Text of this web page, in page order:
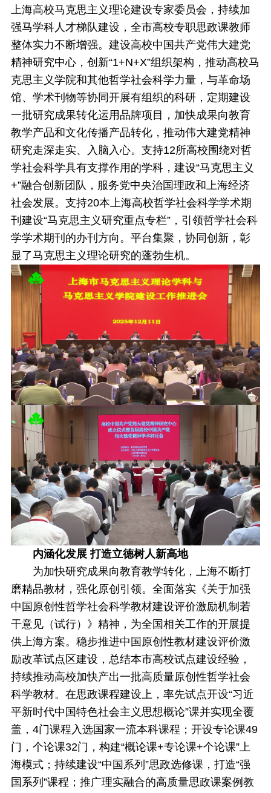
上海高校马克思主义理论建设专家委员会，持续加
强马学科人才梯队建设，全市高校专职思政课教师
整体实力不断增强。建设高校中国共产党伟大建党
精神研究中心，创新“1+N+X”组织架构，推动高校马
克思主义学院和其他哲学社会科学力量，与革命场
馆、学术刊物等协同开展有组织的科研，定期建设
一批研究成果转化运用品牌项目，加快成果向教育
教学产品和文化传播产品转化，推动伟大建党精神
研究走深走实、入脑入心。支持12所高校围绕对哲
学社会科学具有支撑作用的学科，建设“马克思主义
+”融合创新团队，服务党中央治国理政和上海经济
社会发展。支持20本上海高校哲学社会科学学术期
刊建设“马克思主义研究重点专栏”，引领哲学社会科
学学术期刊的办刊方向。平台集聚，协同创新，彰
显了马克思主义理论研究的蓬勃生机。
内涵化发展 打造立德树人新高地
为加快研究成果向教育教学转化，上海不断打
磨精品教材，强化原创引领。全面落实《关于加强
中国原创性哲学社会科学教材建设评价激励机制若
干意见（试行）》精神，为全国相关工作的开展提
供上海方案。稳步推进中国原创性教材建设评价激
励改革试点区建设，总结本市高校试点建设经验，
持续推动高校加快产出一批高质量原创性哲学社会
科学教材。在思政课程建设上，率先试点开设“习近
平新时代中国特色社会主义思想概论”课并实现全覆
盖，4门课程入选国家一流本科课程；开设专论课49
门，个论课32门，构建“概论课+专论课+个论课”上
海模式；持续建设“中国系列”思政选修课，打造“强
国系列”课程；推广理实融合的高质量思政课案例教